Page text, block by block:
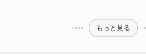
もっと見る